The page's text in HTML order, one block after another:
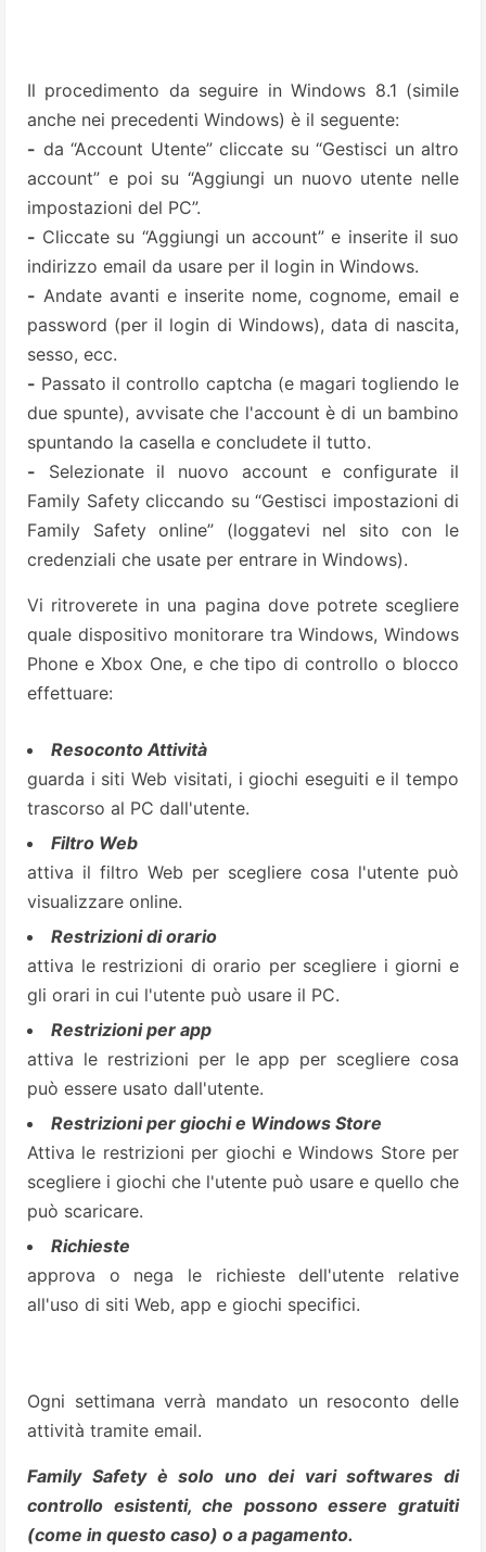
Il procedimento da seguire in Windows 8.1 (simile
anche nei precedenti Windows) è il seguente:
- da “Account Utente” cliccate su “Gestisci un altro
account” e poi su “Aggiungi un nuovo utente nelle
impostazioni del PC”.
- Cliccate su “Aggiungi un account” e inserite il suo
indirizzo email da usare per il login in Windows.
- Andate avanti e inserite nome, cognome, email e
password (per il login di Windows), data di nascita,
sesso, ecc.
- Passato il controllo captcha (e magari togliendo le
due spunte), avvisate che l'account è di un bambino
spuntando la casella e concludete il tutto.
- Selezionate il nuovo account e configurate il
Family Safety cliccando su “Gestisci impostazioni di
Family Safety online” (loggatevi nel sito con le
credenziali che usate per entrare in Windows).
Vi ritroverete in una pagina dove potrete scegliere
quale dispositivo monitorare tra Windows, Windows
Phone e Xbox One, e che tipo di controllo o blocco
effettuare:
Resoconto Attività
guarda i siti Web visitati, i giochi eseguiti e il tempo
trascorso al PC dall'utente.
Filtro Web
attiva il filtro Web per scegliere cosa l'utente può
visualizzare online.
Restrizioni di orario
attiva le restrizioni di orario per scegliere i giorni e
gli orari in cui l'utente può usare il PC.
Restrizioni per app
attiva le restrizioni per le app per scegliere cosa
può essere usato dall'utente.
Restrizioni per giochi e Windows Store
Attiva le restrizioni per giochi e Windows Store per
scegliere i giochi che l'utente può usare e quello che
può scaricare.
Richieste
approva o nega le richieste dell'utente relative
all'uso di siti Web, app e giochi specifici.
Ogni settimana verrà mandato un resoconto delle
attività tramite email.
Family Safety è solo uno dei vari softwares di
controllo esistenti, che possono essere gratuiti
(come in questo caso) o a pagamento.